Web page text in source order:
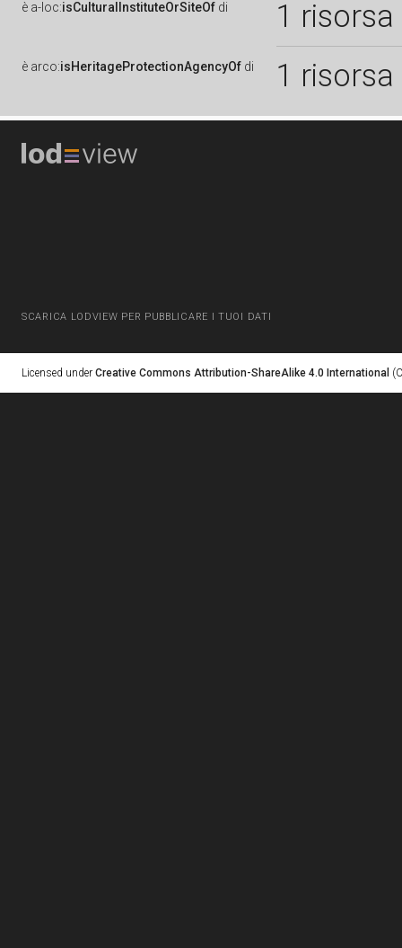
è a-loc:isCulturalInstituteOrSiteOf di 1 risorsa
è arco:isHeritageProtectionAgencyOf di 1 risorsa
SCARICA LODVIEW PER PUBBLICARE I TUOI DATI
Licensed under Creative Commons Attribution-ShareAlike 4.0 International